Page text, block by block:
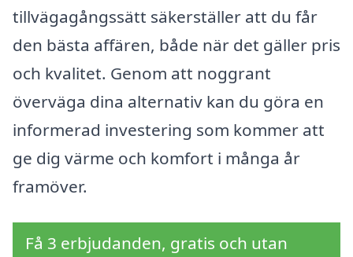
tillvägagångssätt säkerställer att du får
den bästa affären, både när det gäller pris
och kvalitet. Genom att noggrant
överväga dina alternativ kan du göra en
informerad investering som kommer att
ge dig värme och komfort i många år
framöver.
Få 3 erbjudanden, gratis och utan